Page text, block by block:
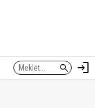
search login